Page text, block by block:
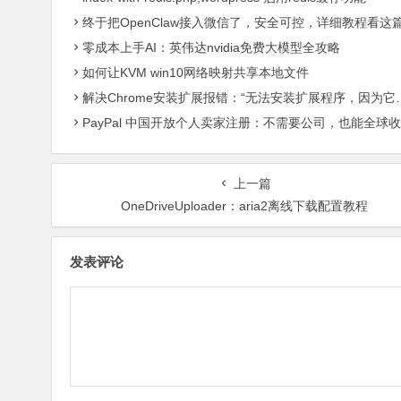
终于把OpenClaw接入微信了，安全可控，详细教程看这
零成本上手AI：英伟达nvidia免费大模型全攻略
如何让KVM win10网络映射共享本地文件
解决Chrome安装扩展报错：“无法安装扩展程序，因为它使用了不受支持的清单版本“
PayPal 中国开放个人卖家注册：不需要公司，也能全球收款了
上一篇
OneDriveUploader：aria2离线下载配置教程
发表评论